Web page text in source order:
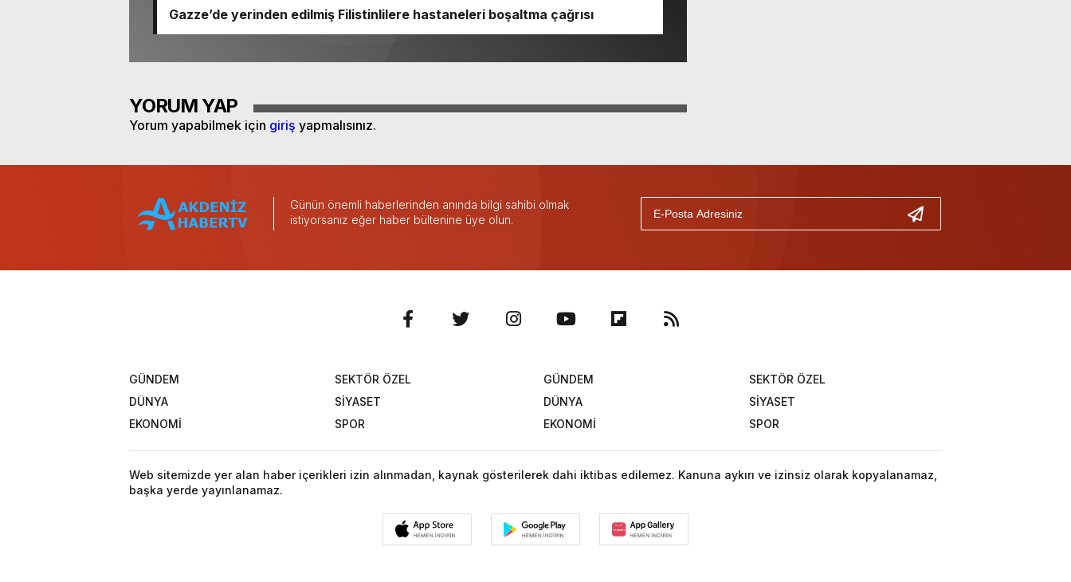
Gazze’de yerinden edilmiş Filistinlilere hastaneleri boşaltma çağrısı
YORUM YAP
Yorum yapabilmek için giriş yapmalısınız.
Günün önemli haberlerinden anında bilgi sahibi olmak
istiyorsanız eğer haber bültenine üye olun.
GÜNDEM
SEKTÖR ÖZEL
DÜNYA
SİYASET
EKONOMİ
SPOR
GÜNDEM
SEKTÖR ÖZEL
DÜNYA
SİYASET
EKONOMİ
SPOR
Web sitemizde yer alan haber içerikleri izin alınmadan, kaynak gösterilerek dahi iktibas edilemez. Kanuna aykırı ve izinsiz olarak kopyalanamaz,
başka yerde yayınlanamaz.